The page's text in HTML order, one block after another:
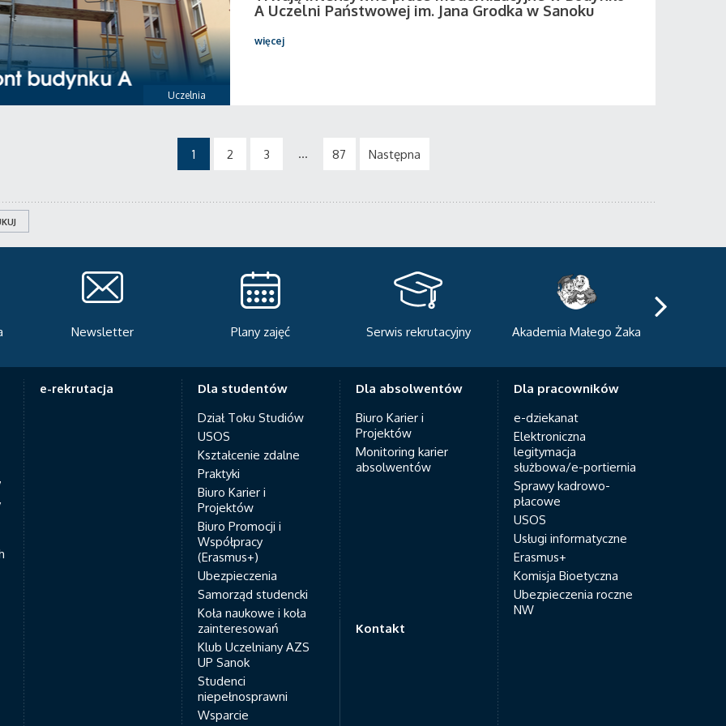
Uczelnia
A Uczelni Państwowej im. Jana Grodka w Sanoku
więcej
1 2 3 ... 87 Następna
Plany zajęć Serwis rekrutacyjny Akademia Małego Żaka
Centrum Sportowo-
e-rekrutacja
Dla studentów
Dział Toku Studiów
USOS
Kształcenie zdalne
Praktyki
Biuro Karier i
Projektów
Biuro Promocji i
Współpracy
(Erasmus+)
Ubezpieczenia
Samorząd studencki
Koła naukowe i koła
zainteresowań
Klub Uczelniany AZS
UP Sanok
Studenci
niepełnosprawni
Wsparcie
Dla absolwentów
Biuro Karier i
Projektów
Monitoring karier
absolwentów
Dla pracowników
e-dziekanat
Elektroniczna
legitymacja
służbowa/e-portiernia
Sprawy kadrowo-
płacowe
USOS
Usługi informatyczne
Erasmus+
Komisja Bioetyczna
Ubezpieczenia roczne
NW
Kontakt